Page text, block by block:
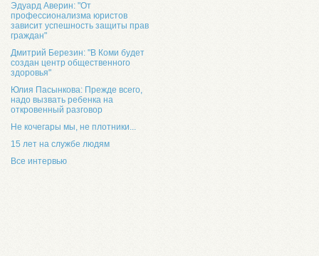
Эдуард Аверин: "От
профессионализма юристов
зависит успешность защиты прав
граждан"
Дмитрий Березин: "В Коми будет
создан центр общественного
здоровья"
Юлия Пасынкова: Прежде всего,
надо вызвать ребенка на
откровенный разговор
Не кочегары мы, не плотники...
15 лет на службе людям
Все интервью